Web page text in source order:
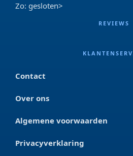
Zo: gesloten>
REVIEWS
Contact
Over ons
Algemene voorwaarden
Privacyverklaring